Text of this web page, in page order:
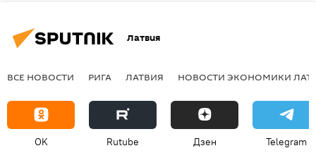
Латвия
ВСЕ НОВОСТИ РИГА ЛАТВИЯ НОВОСТИ ЭКОНОМИКИ
OK Rutube Дзен Telegram